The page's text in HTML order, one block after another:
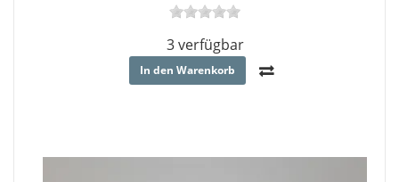
3 verfügbar
In den Warenkorb